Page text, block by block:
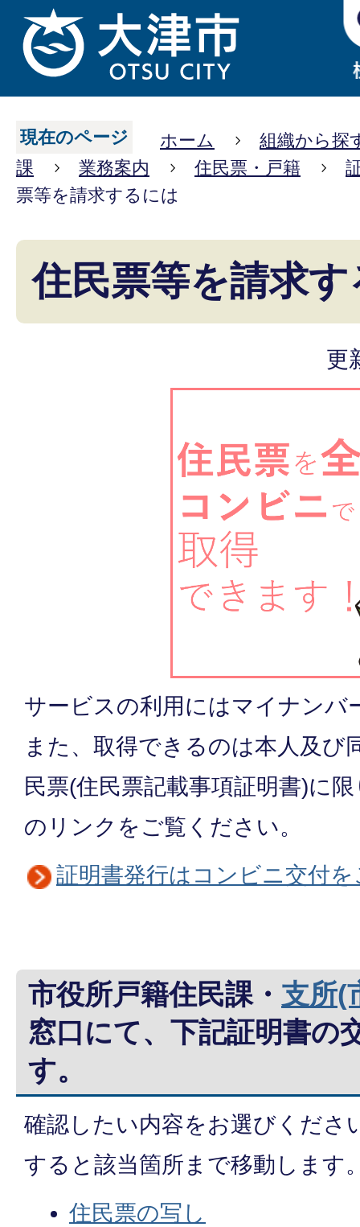
現在のページ ホーム
組織から探
課
業務案内 住民票・戸籍
票等を請求するには
住民票等を請求
更
サービスの利用にはマイナンバ
また、取得できるのは本人及び
民票(住民票記載事項証明書)に
のリンクをご覧ください。
証明書発行はコンビニ交付
市役所戸籍住民課・ 支所(
窓口にて、下記証明書の
す。
確認したい内容をお選びくださ
すると該当箇所まで移動します
住民票の写し